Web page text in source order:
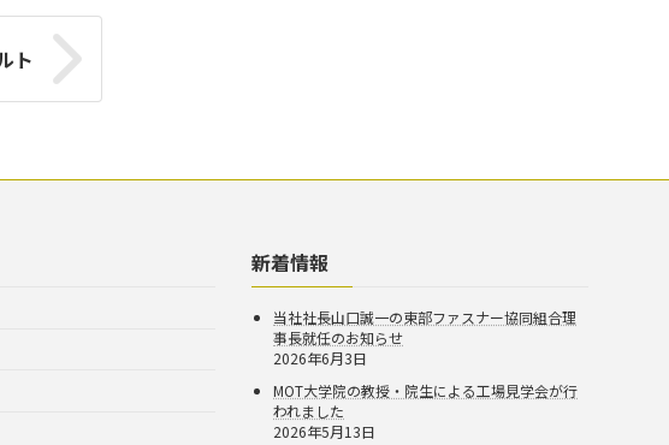
ト
新着情報
当社社長山口誠一の東部ファスナー協同組合理
事長就任のお知らせ
2026年6月3日
MOT大学院の教授・院生による工場見学会が行
われました
2026年5月13日